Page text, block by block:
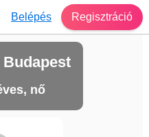
Belépés Regisztráció
nő